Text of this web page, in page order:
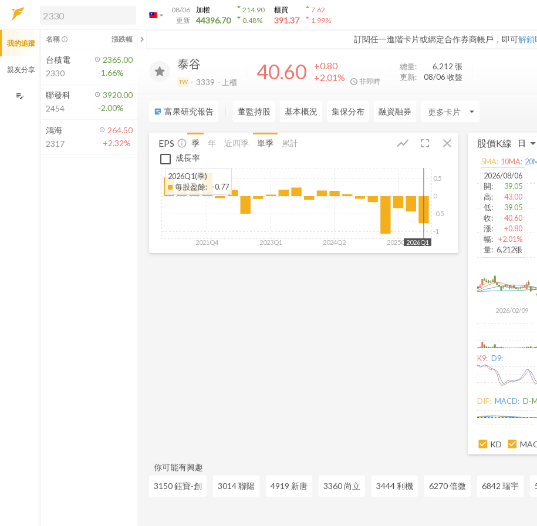
arrow_drop_down
08/06
更新
加權
44396.70
arrow_drop_down214.90
arrow_drop_down0.48%
櫃買
391.37
arrow_drop_up7.62
arrow_drop_up1.99%
訂閱任一進階卡片或綁定合作券商帳戶，即可解鎖
解鎖即時行情及進階功能
方案」，即可解鎖以下功能：
即時行情
即時市況與排行
成交金額熱力圖
前往方案訂閱
如何綁定合作券商
泰谷
TW 3339 上櫃 40.60
+0.80
+2.01%
非即時
總量: 6,212 張
更新:
08/06 收盤
sticky_note_2 富果研究報告 董監持股 基本概況 集保分布 融資融券 arrow_drop_down
EPS fullscreen close
show_chart
info_outline 季 年 近四季 單季
累計
成長率
2021Q4 2023Q1 2024Q2 2025Q3
-1
-0.5
0
0.5
2026Q1
2026Q1(季)
每股盈餘: -0.77
股價K線
2026/02/09
2026/08/06
開:
39.05
高:
43.00
低:
39.05
收:
40.60
漲:
+0.80
幅: +2.01%
量: 6,212張
5MA: 10MA: 20
K9: D9:
DIF: MACD: D-
KD
你可能有興趣
3150 鈺寶-創
3014 聯陽 4919 新唐 3360 尚立 3444 利機 6270 倍微 6842 瑞宇
我的追蹤
親友分享
edit_note
名稱 info_outline 漲跌幅 chevron_left
台積電
2330
2365.00
-1.66%
聯發科
2454
3920.00
-2.00%
鴻海
2317
264.50
+2.32%